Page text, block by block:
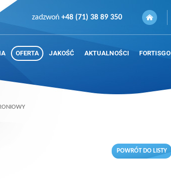
zadzwoń +48 (71) 38 89 350
OFERTA JAKOŚĆ AKTUALNOŚCI FORTISGO
POWRÓT DO LISTY